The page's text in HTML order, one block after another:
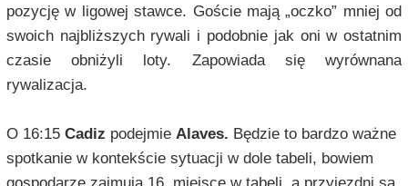
pozycję w ligowej stawce. Goście mają „oczko” mniej od
swoich najbliższych rywali i podobnie jak oni w ostatnim
czasie obniżyli loty. Zapowiada się wyrównana
rywalizacja.
O 16:15 Cadiz podejmie Alaves. Będzie to bardzo ważne
spotkanie w kontekście sytuacji w dole tabeli, bowiem